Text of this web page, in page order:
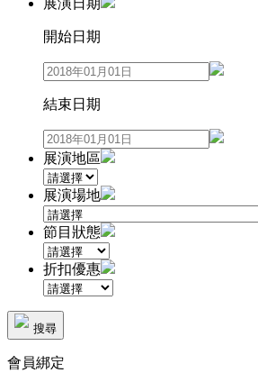
開始日期
結束日期
展演地區
展演場地
節目狀態
折扣優惠
搜尋
會員綁定